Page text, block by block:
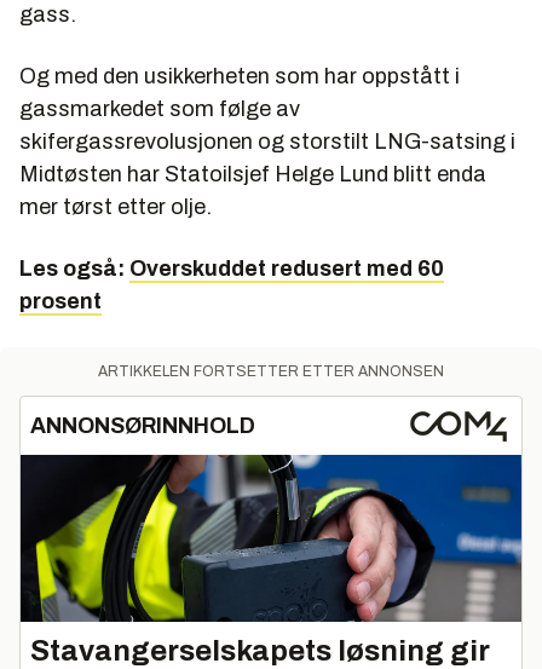
gass.
Og med den usikkerheten som har oppstått i
gassmarkedet som følge av
skifergassrevolusjonen og storstilt LNG-satsing i
Midtøsten har Statoilsjef Helge Lund blitt enda
mer tørst etter olje.
Les også: Overskuddet redusert med 60
prosent
ARTIKKELEN FORTSETTER ETTER ANNONSEN
ANNONSØRINNHOLD
Stavangerselskapets løsning gir